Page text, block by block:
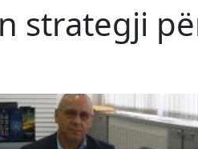
strategji